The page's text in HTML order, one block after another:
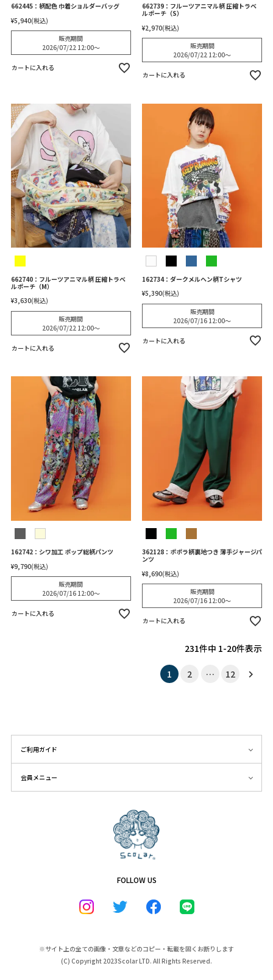
662445：柄配色 巾着ショルダーバッグ
¥5,940 税込
販売期間
2026/07/22 12:00〜
カートに入れる
662739：フルーツアニマル柄 圧縮トラベ
ルポーチ（S）
¥2,970 税込
販売期間
2026/07/22 12:00〜
カートに入れる
662740：フルーツアニマル柄 圧縮トラベ
ルポーチ（M）
¥3,630 税込
販売期間
2026/07/22 12:00〜
カートに入れる
162734：ダークメルヘン柄Tシャツ
¥5,390 税込
販売期間
2026/07/16 12:00〜
カートに入れる
162742：シワ加工 ポップ総柄パンツ
¥9,790 税込
販売期間
2026/07/16 12:00〜
カートに入れる
362128：ポポラ柄裏地つき 薄手ジャージパ
ンツ
¥8,690 税込
販売期間
2026/07/16 12:00〜
カートに入れる
231件中 1-20件表示
1 2 … 12
FOLLOW US
ご利用ガイド
会員メニュー
※サイト上の全ての画像・文章などのコピー・転載を固くお断りします
(C) Copyright 2023Scolar LTD. All Rights Reserved.